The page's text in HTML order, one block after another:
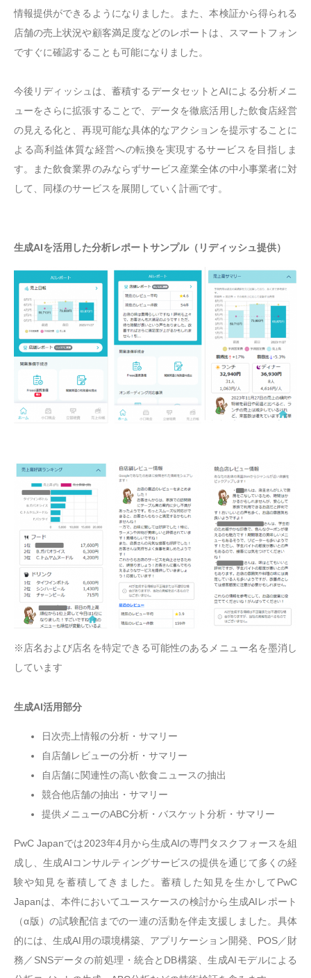
情報提供ができるようになりました。また、本検証から得られる
店舗の売上状況や顧客満足度などのレポートは、スマートフォン
ですぐに確認することも可能になりました。
今後リディッシュは、蓄積するデータセットとAIによる分析メニ
ューをさらに拡張することで、データを徹底活用した飲食店経営
の見える化と、再現可能な具体的なアクションを提示することに
よる高利益体質な経営への転換を実現するサービスを目指しま
す。また飲食業界のみならずサービス産業全体の中小事業者に対
して、同様のサービスを展開していく計画です。
生成AIを活用した分析レポートサンプル（リディッシュ提供）
※店名および店名を特定できる可能性のあるメニュー名を墨消し
しています
生成AI活用部分
日次売上情報の分析・サマリー
自店舗レビューの分析・サマリー
自店舗に関連性の高い飲食ニュースの抽出
競合他店舗の抽出・サマリー
提供メニューのABC分析・バスケット分析・サマリー
PwC Japanでは2023年4月から生成AIの専門タスクフォースを組
成し、生成AIコンサルティングサービスの提供を通じて多くの経
験や知見を蓄積してきました。蓄積した知見を生かしてPwC
Japanは、本件においてユースケースの検討から生成AIレポート
（α版）の試験配信までの一連の活動を伴走支援しました。具体
的には、生成AI用の環境構築、アプリケーション開発、POS／財
務／SNSデータの前処理・統合とDB構築、生成AIモデルによる